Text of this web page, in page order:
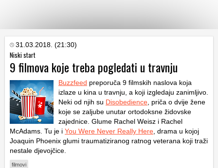
KATEGORIJE
HRVATSKI
31.03.2018. (21:30)
Niski start
9 filmova koje treba pogledati u travnju
Buzzfeed preporuča 9 filmskih naslova koja
izlaze u kina u travnju, a koji izgledaju zanimljivo.
Neki od njih su Disobedience , priča o dvije žene
koje se zaljube unutar ortodoksne židovske
zajednice. Glume Rachel Weisz i Rachel
McAdams. Tu je i You Were Never Really Here , drama u kojoj
Joaquin Phoenix glumi traumatiziranog ratnog veterana koji traži
nestale djevojčice.
filmovi